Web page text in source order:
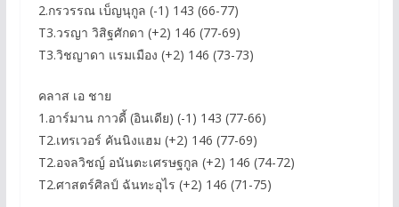
2.กรวรรณ เบ็ญนุกูล (-1) 143 (66-77)
T3.วรญา วิสิฐศักดา (+2) 146 (77-69)
T3.วิชญาดา แรมเมือง (+2) 146 (73-73)
คลาส เอ ชาย
1.อาร์มาน กาวดี้ (อินเดีย) (-1) 143 (77-66)
T2.เทรเวอร์ คันนิงแฮม (+2) 146 (77-69)
T2.อจลวิชญ์ อนันตะเศรษฐกูล (+2) 146 (74-72)
T2.ศาสตร์ศิลป์ ฉันทะอุไร (+2) 146 (71-75)